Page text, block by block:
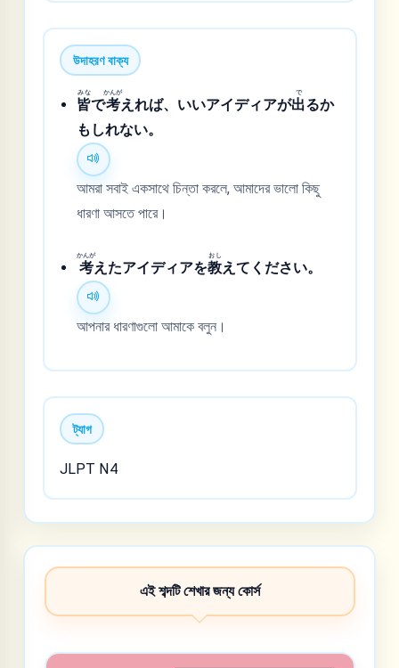
উদাহরণ বাক্য
皆
みな
で考
かんが
えれば、いいアイディアが出
で
るか
もしれない。
আমরা সবাই একসাথে চিন্তা করলে, আমাদের ভালো কিছু
ধারণা আসতে পারে।
考
かんが
えたアイディアを教
おし
えてください。
আপনার ধারণাগুলো আমাকে বলুন।
ট্যাগ
JLPT N4
এই শব্দটি শেখার জন্য কোর্স